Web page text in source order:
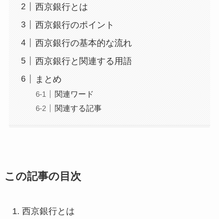
西京銀行とは
西京銀行のポイント
西京銀行の基本的な流れ
西京銀行と関連する用語
まとめ
関連ワード
関連する記事
この記事の目次
西京銀行とは